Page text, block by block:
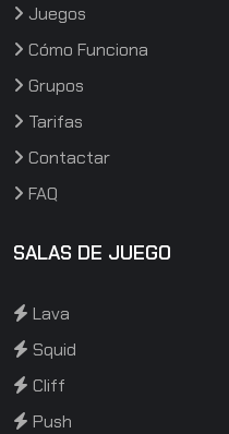
ninguno y demuestra
Juegos
Cómo Funciona
Grupos
Tarifas
Contactar
FAQ
SALAS DE JUEGO
Lava
Squid
Cliff
Push